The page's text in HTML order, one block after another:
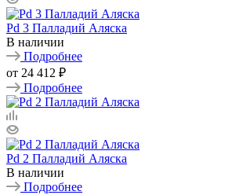
Pd 3 Палладий Аляска
В наличии
Подробнее
от 24 412 ₽
Подробнее
Pd 2 Палладий Аляска
В наличии
Подробнее